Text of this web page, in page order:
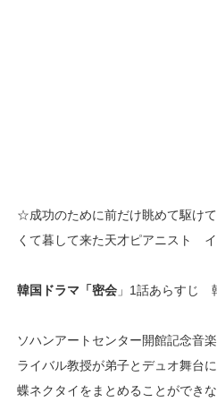
☆成功のために前だけ眺めて駆け
くて暮して来た天才ピアニスト
韓国ドラマ「密会」1話あらすじ
ソハンアートセンター開館記念音楽
ライバル教授が弟子とデュオ舞台
蝶ネクタイをまとめることができ